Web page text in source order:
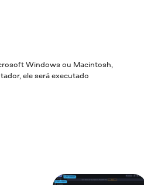
Windows ou Macintosh,
ele será executado